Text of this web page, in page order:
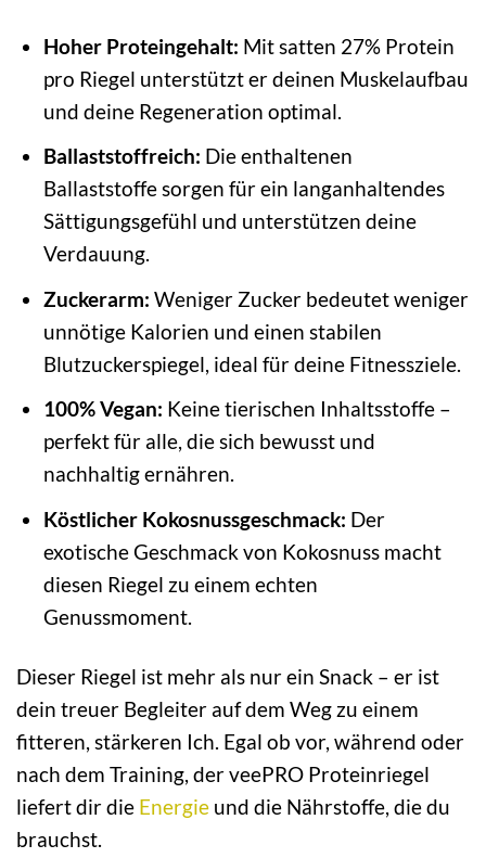
Hoher Proteingehalt: Mit satten 27% Protein
pro Riegel unterstützt er deinen Muskelaufbau
und deine Regeneration optimal.
Ballaststoffreich: Die enthaltenen
Ballaststoffe sorgen für ein langanhaltendes
Sättigungsgefühl und unterstützen deine
Verdauung.
Zuckerarm: Weniger Zucker bedeutet weniger
unnötige Kalorien und einen stabilen
Blutzuckerspiegel, ideal für deine Fitnessziele.
100% Vegan: Keine tierischen Inhaltsstoffe –
perfekt für alle, die sich bewusst und
nachhaltig ernähren.
Köstlicher Kokosnussgeschmack: Der
exotische Geschmack von Kokosnuss macht
diesen Riegel zu einem echten
Genussmoment.
Dieser Riegel ist mehr als nur ein Snack – er ist
dein treuer Begleiter auf dem Weg zu einem
fitteren, stärkeren Ich. Egal ob vor, während oder
nach dem Training, der veePRO Proteinriegel
liefert dir die Energie und die Nährstoffe, die du
brauchst.